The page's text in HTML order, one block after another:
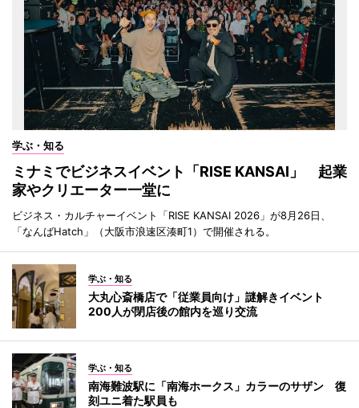
学ぶ・知る
ミナミでビジネスイベント「RISE KANSAI」 起業
家やクリエーター一堂に
ビジネス・カルチャーイベント「RISE KANSAI 2026」が8月26日、
「なんばHatch」（大阪市浪速区湊町1）で開催される。
学ぶ・知る
大丸心斎橋店で「従業員向け」謎解きイベント
200人が閉店後の館内を巡り交流
学ぶ・知る
南海難波駅に「南海ホークス」カラーのサザン 復
刻ユニ着た駅員も